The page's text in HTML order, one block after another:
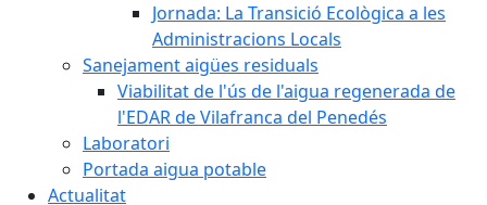
Jornada: La Transició Ecològica a les
Administracions Locals
Sanejament aigües residuals
Viabilitat de l'ús de l'aigua regenerada de
l'EDAR de Vilafranca del Penedés
Laboratori
Portada aigua potable
Actualitat